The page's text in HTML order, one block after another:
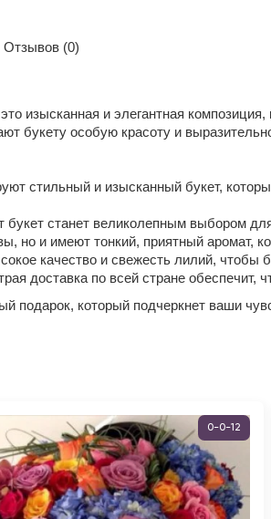
Отзывов (0)
изысканная и элегантная
букету особую красоту и
стильный и изысканный букет,
букет станет великолепным выбором
но и имеют тонкий, приятный аромат,
качество и свежесть лилий, чтобы
доставка по всей стране обеспечит,
подарок, который подчеркнет ваши
0-0-12